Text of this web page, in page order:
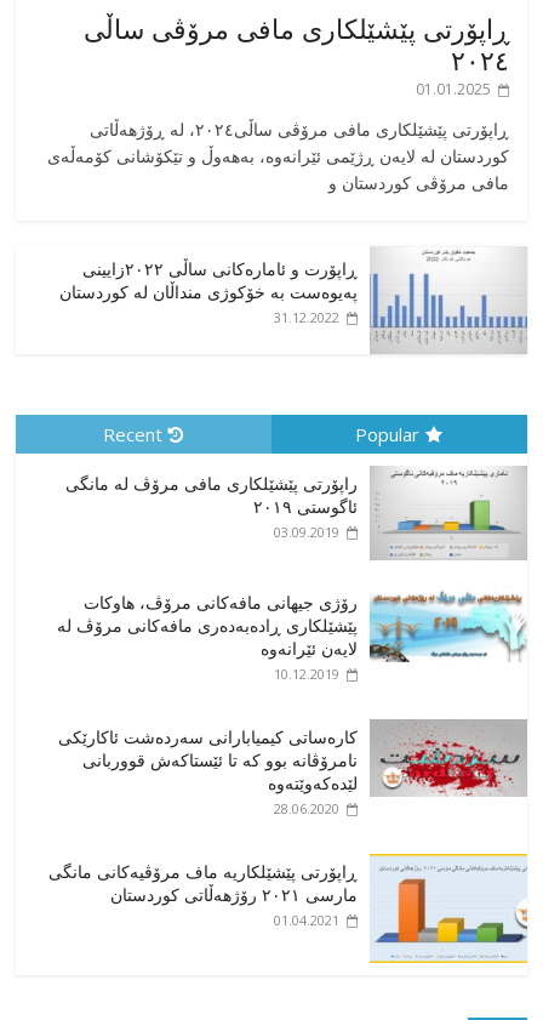
ڕاپۆرتی پێشێلکاری مافی مرۆڤی ساڵی
٢٠٢٤
01.01.2025
‎ڕاپۆرتی پێشێلکاری مافی مرۆڤی ساڵی٢٠٢٤، له ڕۆژهەڵاتی
کوردستان له لایەن ڕژێمی ئێرانەوە، بە‎هەوڵ و تێکۆشانی کۆمەڵەی
مافی مرۆڤی کوردستان و
ڕاپۆرت و ئامارەکانی ساڵی ٢٠٢٢زایینی
پەیوەست بە خۆکوژی منداڵان لە کوردستان
31.12.2022
Popular
Recent
راپۆرتی پێشێلكاری مافی مرۆڤ له‌ مانگی
ئاگوستی ٢٠١٩
03.09.2019
رۆژی جیهانی مافەکانی مرۆڤ، هاوکات
پێشێلکاری ڕادەبەدەری مافەکانی مرۆڤ لە
لایەن ئێرانەوە
10.12.2019
کارەساتی کیمیابارانی سەردەشت ئاکارێکی
نامرۆڤانە بوو کە تا ئێستاکەش قووربانی
لێدەکەوێتەوە
28.06.2020
ڕاپۆرتی پێشێلکاریە ماف مرۆڤیەکانی مانگی
مارسی ٢٠٢١ رۆژهەڵاتی کوردستان
01.04.2021